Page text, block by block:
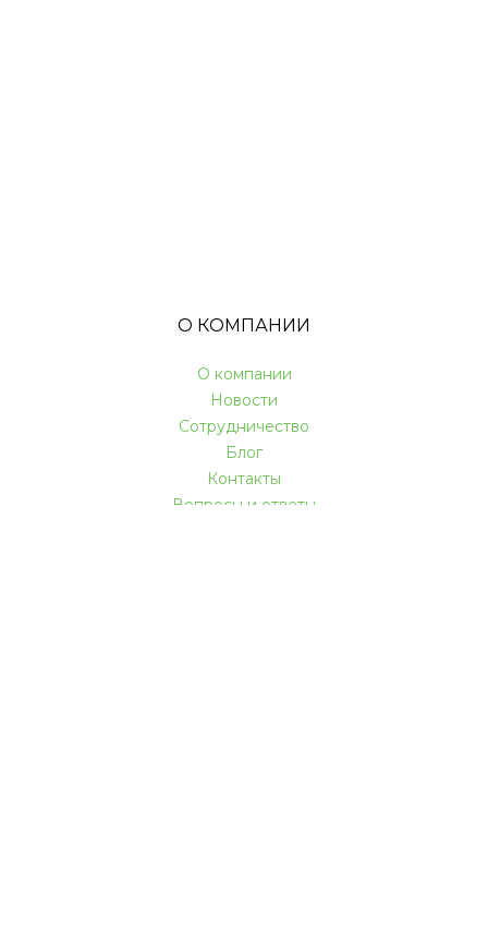
О КОМПАНИИ
О компании
Новости
Сотрудничество
Блог
Контакты
Вопросы и ответы